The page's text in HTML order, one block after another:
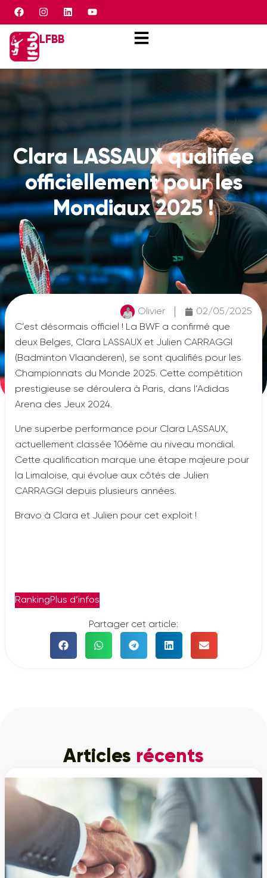
Panneau de gestion des cookies
LFBB
Clara LASSAUX qualifiée
officiellement pour les
Mondiaux 2025 !
Olivier
02/05/2025
C’est désormais officiel ! La BWF a confirmé que
deux Belges, Clara LASSAUX et Julien CARRAGGI
(Badminton Vlaanderen), se sont qualifiés pour les
Championnats du Monde 2025. Cette compétition
prestigieuse se déroulera à Paris, dans l’Adidas
Arena des Jeux 2024.
Une superbe performance pour Clara LASSAUX,
actuellement classée 106ème au niveau mondial.
Cette qualification marque une étape majeure pour
la Limaloise, qui évolue aux côtés de Julien
CARRAGGI depuis plusieurs années.
Bravo à Clara et Julien pour cet exploit !
RankingPlus d’infos
Partager cet article:
Articles récents